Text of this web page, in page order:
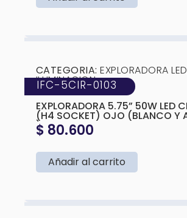
❮
IFC-5CIR-0103
CATEGORIA:EXPLORADORA LED
ILUMINACION
MARCA:IFC
EXPLORADORA 5.75” 50W LED CREE 3535
(H4 SOCKET) OJO (BLANCO Y AMARILLO
)143X75MM
$80.600
Añadir al carrito